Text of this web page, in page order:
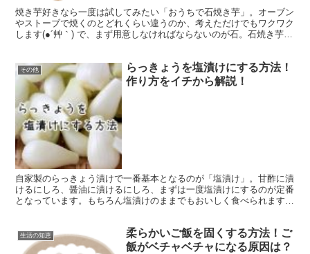
焼き芋好きなら一度は試してみたい「おうちで石焼き芋」。オーブン
やストーブで焼くのとどれくらい違うのか、考えただけでもワクワク
します(●´艸｀) で、まず用意しなければならないのが石。石焼き芋な
その他
らっきょうを塩漬けにする方法！
作り方をイチから解説！
自家製のらっきょう漬けで一番基本となるのが「塩漬け」。甘酢に漬
けるにしろ、醤油に漬けるにしろ、まずは一度塩漬けにするのが定番
となっています。もちろん塩漬けのままでもおいしく食べられます。
生活の知恵
柔らかいご飯を固くする方法！ご
飯がベチャベチャになる原因は？